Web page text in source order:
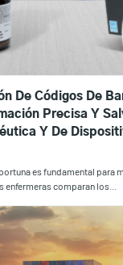
De Códigos De
Precisa Y
Y De
es fundamental para
comparan los...